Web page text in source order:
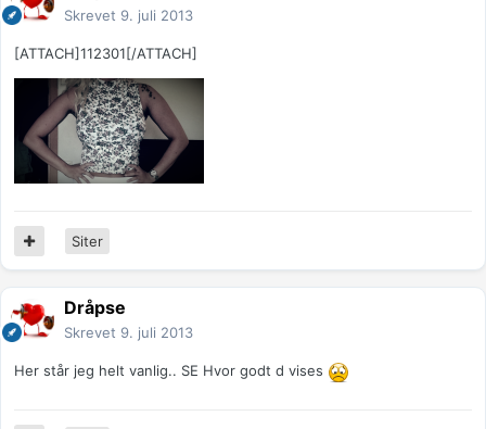
Skrevet 9. juli 2013
[ATTACH]112301[/ATTACH]
Siter
Dråpse
Skrevet 9. juli 2013
Her står jeg helt vanlig.. SE Hvor godt d vises